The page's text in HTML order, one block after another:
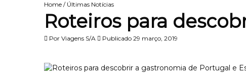
Home / Últimas Notícias
Roteiros para
Por Viagens S/A Publicado 29 março, 2019